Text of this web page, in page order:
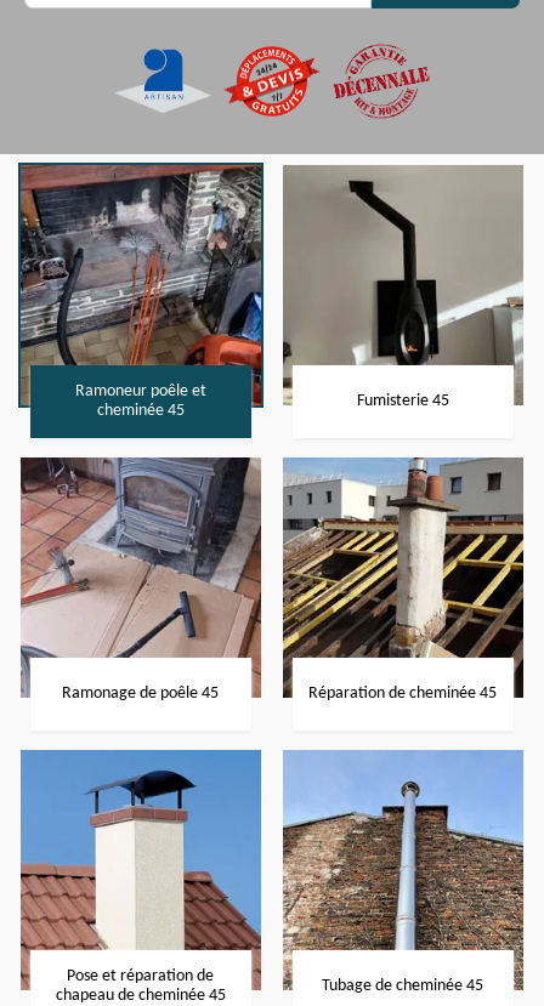
Ramoneur poêle et
cheminée 45
Fumisterie 45
Ramonage de poêle 45 Réparation de cheminée 45
Pose et réparation de
chapeau de cheminée 45
Tubage de cheminée 45